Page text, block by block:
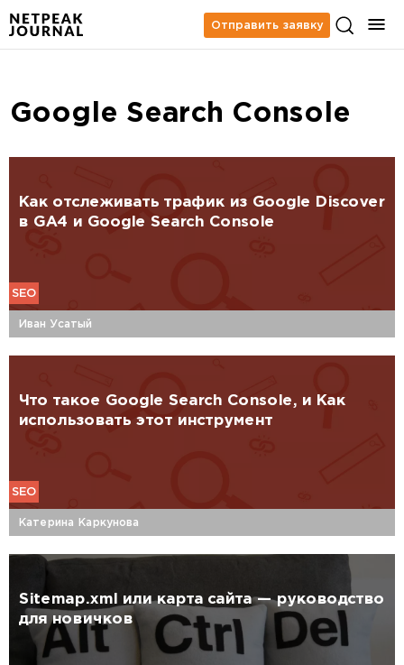
Отправить заявку
Google Search Console
Как отслеживать трафик из Google Discover
в GA4 и Google Search Console
SEO
Иван Усатый
Что такое Google Search Console, и Как
использовать этот инструмент
SEO
Катерина Каркунова
Sitemap.xml или карта сайта — руководство
для новичков